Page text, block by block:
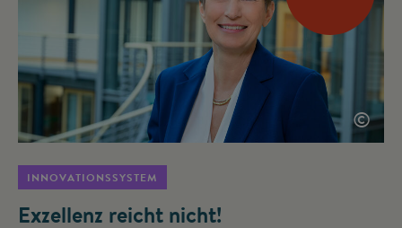
©
INNOVATIONSSYSTEM
Exzellenz reicht nicht!